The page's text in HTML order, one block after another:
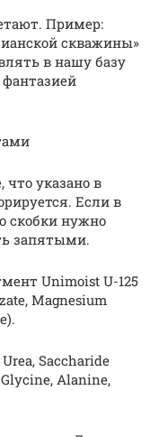
Пример:
скважины»
в нашу базу
указано в
Если в
скобки нужно
запятыми.
Unimoist U-125
Magnesium
Saccharide
Alanine,